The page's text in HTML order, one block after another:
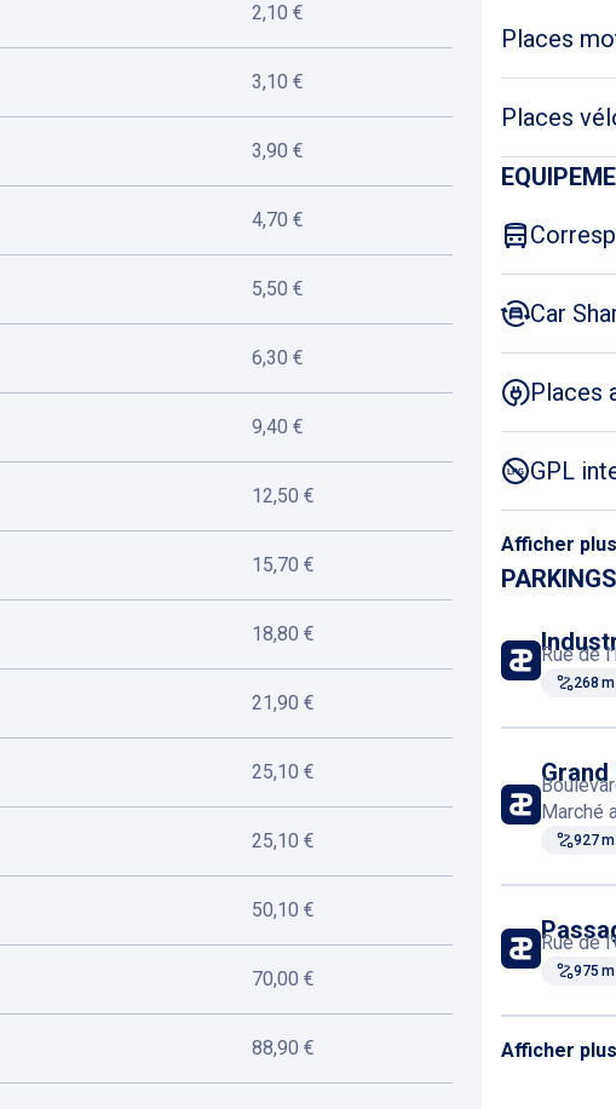
2,10 €
3,10 €
3,90 €
4,70 €
5,50 €
6,30 €
9,40 €
12,50 €
15,70 €
18,80 €
21,90 €
25,10 €
25,10 €
50,10 €
70,00 €
88,90 €
Places
Places
Car
Places
GPL
Afficher
Rue de
268 m
Grand
Marché
927 m
Rue de
975 m
Afficher
2